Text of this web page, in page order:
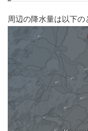
周辺の降水量は以下の